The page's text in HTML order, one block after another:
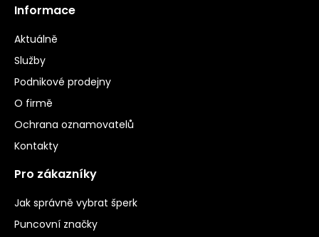
Informace
Aktuálně
Služby
Podnikové prodejny
O firmě
Ochrana oznamovatelů
Kontakty
Pro zákazníky
Jak správně vybrat šperk
Puncovní značky